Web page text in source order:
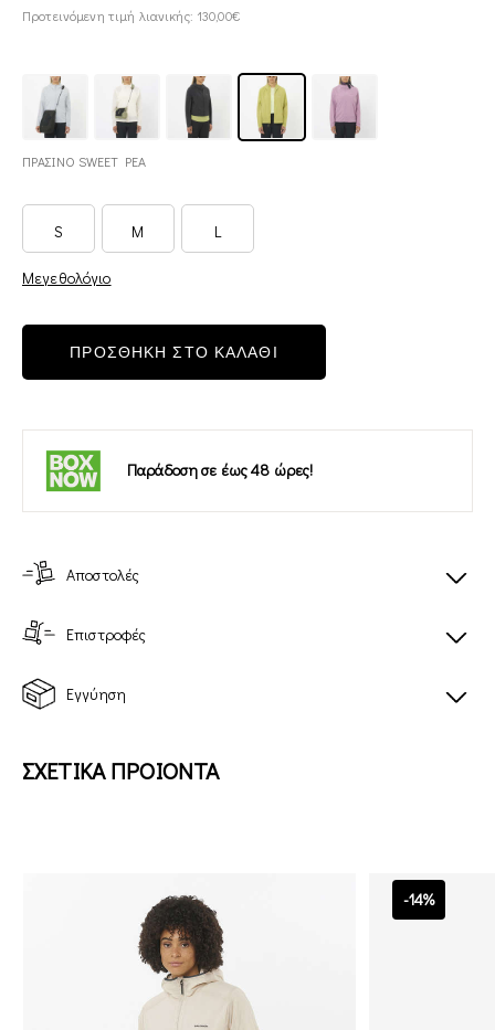
Προτεινόμενη τιμή λιανικής: 130,00€
ΠΡΑΣΙΝΟ SWEET PEA
S M L
Μεγεθολόγιο
ΠΡΟΣΘΗΚΗ ΣΤΟ ΚΑΛΑΘΙ
Παράδοση σε έως 48 ώρες!
Αποστολές
Επιστροφές
Εγγύηση
ΣΧΕΤΙΚΑ ΠΡΟΙΟΝΤΑ
-14%